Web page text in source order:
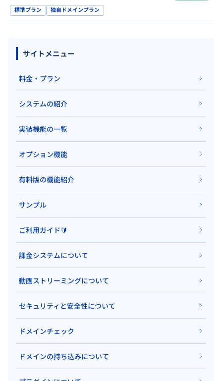
標準プラン
独自ドメインプラン
サイトメニュー
料金・プラン
システムの紹介
実装機能の一覧
オプション機能
有料版の機能紹介
サンプル
ご利用ガイド🔰
課金システムについて
動画ストリーミングについて
セキュリティと安全性について
ドメインチェック
ドメインの持ち込みについて